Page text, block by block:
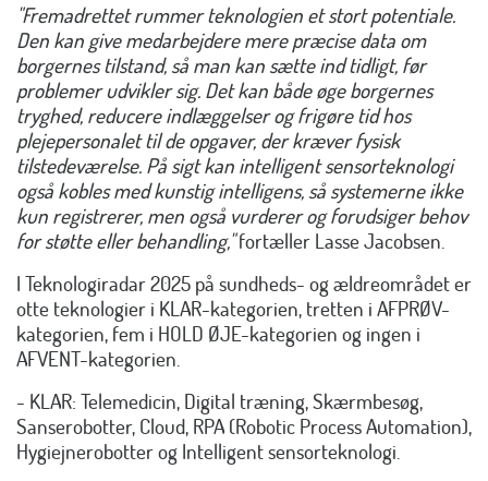
"Fremadrettet rummer teknologien et stort potentiale.
Den kan give medarbejdere mere præcise data om
borgernes tilstand, så man kan sætte ind tidligt, før
problemer udvikler sig. Det kan både øge borgernes
tryghed, reducere indlæggelser og frigøre tid hos
plejepersonalet til de opgaver, der kræver fysisk
tilstedeværelse. På sigt kan intelligent sensorteknologi
også kobles med kunstig intelligens, så systemerne ikke
kun registrerer, men også vurderer og forudsiger behov
for støtte eller behandling,"fortæller Lasse Jacobsen.
I Teknologiradar 2025 på sundheds- og ældreområdet er
otte teknologier i KLAR-kategorien, tretten i AFPRØV-
kategorien, fem i HOLD ØJE-kategorien og ingen i
AFVENT-kategorien.
- KLAR: Telemedicin, Digital træning, Skærmbesøg,
Sanserobotter, Cloud, RPA (Robotic Process Automation),
Hygiejnerobotter og Intelligent sensorteknologi.